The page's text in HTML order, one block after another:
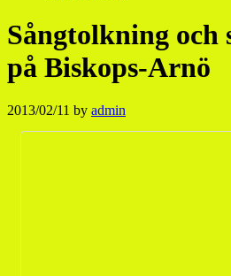
Sångtolkning och
på Biskops-Arnö
2013/02/11 by admin